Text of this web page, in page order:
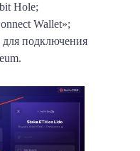
Hole;
Wallet»;
для подключения